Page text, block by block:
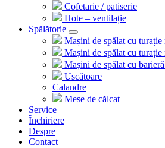
Cofetarie / patiserie
Hote – ventilație
Spălătorie
Mașini de spălat cu turație
Mașini de spălat cu turație
Mașini de spălat cu
Uscătoare
Calandre
Mese de călcat
Service
Închiriere
Despre
Contact